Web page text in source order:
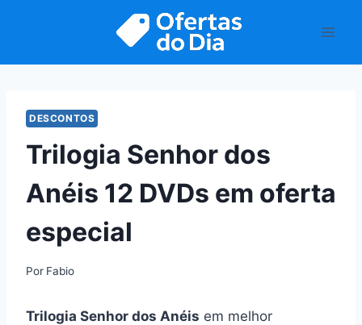
DESCONTOS
Trilogia Senhor dos
Anéis 12 DVDs em oferta
especial
Por Fabio
Trilogia Senhor dos Anéis em melhor